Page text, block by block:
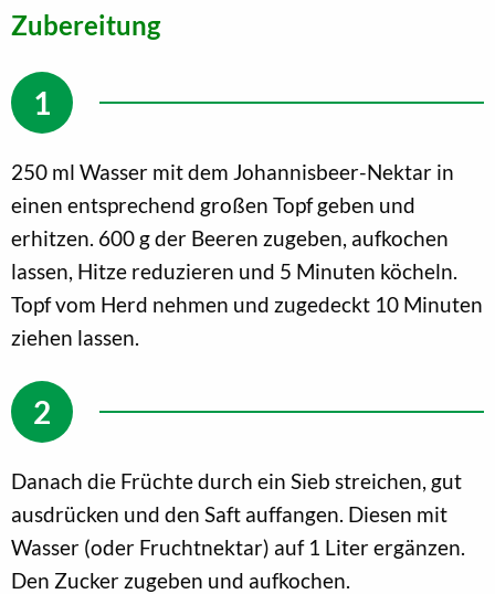
Zubereitung
250 ml Wasser mit dem Johannisbeer-Nektar in
einen entsprechend großen Topf geben und
erhitzen. 600 g der Beeren zugeben, aufkochen
lassen, Hitze reduzieren und 5 Minuten köcheln.
Topf vom Herd nehmen und zugedeckt 10 Minuten
ziehen lassen.
Danach die Früchte durch ein Sieb streichen, gut
ausdrücken und den Saft auffangen. Diesen mit
Wasser (oder Fruchtnektar) auf 1 Liter ergänzen.
Den Zucker zugeben und aufkochen.